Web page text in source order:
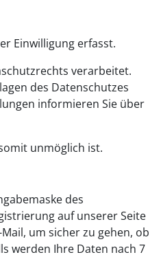
Einwilligung erfasst.
verarbeitet.
des Datenschutzes
informieren Sie über
unmöglich ist.
des
auf unserer Seite
um sicher zu gehen, ob
werden Ihre Daten nach 7